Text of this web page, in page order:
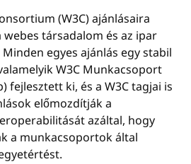
(W3C) ajánlásaira
webes társadalom és az ipar
egyes ajánlás egy stabil
W3C Munkacsoport
fejlesztett ki, és a W3C tagjai is
előmozdítják a
azáltal, hogy
a munkacsoportok által